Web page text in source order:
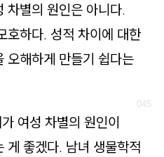
차별의 원인은 아니다.
호하다. 성적 차이에 대한
오해하게 만들기 쉽다는
여성 차별의 원인이
게 좋겠다. 남녀 생물학적